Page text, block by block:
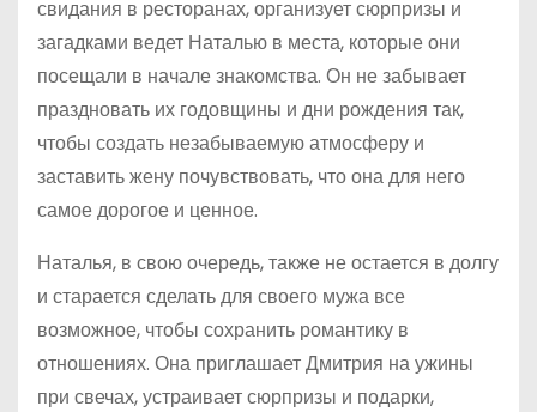
свидания в ресторанах, организует сюрпризы и
загадками ведет Наталью в места, которые они
посещали в начале знакомства. Он не забывает
праздновать их годовщины и дни рождения так,
чтобы создать незабываемую атмосферу и
заставить жену почувствовать, что она для него
самое дорогое и ценное.
Наталья, в свою очередь, также не остается в долгу
и старается сделать для своего мужа все
возможное, чтобы сохранить романтику в
отношениях. Она приглашает Дмитрия на ужины
при свечах, устраивает сюрпризы и подарки,